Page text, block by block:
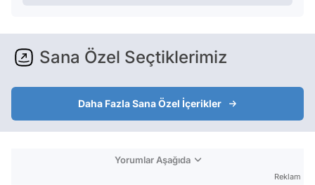
Sana Özel Seçtiklerimiz
Daha Fazla Sana Özel İçerikler
Yorumlar Aşağıda
Reklam